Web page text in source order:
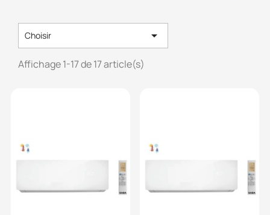
Choisir 
Affichage 1-17 de 17 article(s)